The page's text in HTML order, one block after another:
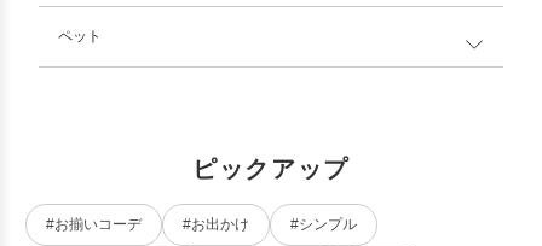
ペット
ピックアップ
#お揃いコーデ #お出かけ #シンプル